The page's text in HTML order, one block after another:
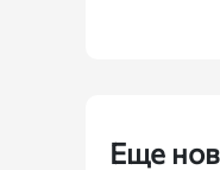
Еще